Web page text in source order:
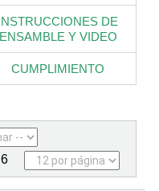
DE
ENSAMBLE Y VIDEO
CUMPLIMIENTO